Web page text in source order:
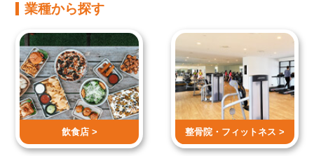
業種から探す
飲食店 > 整骨院・ フィットネス >